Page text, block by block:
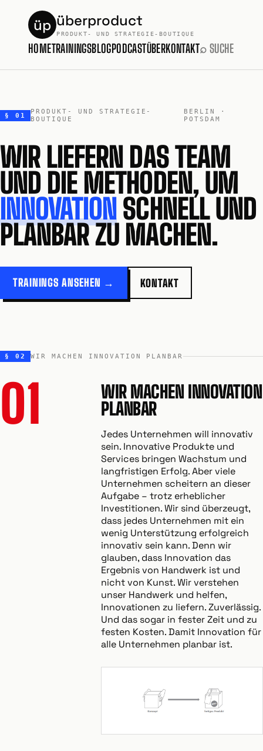
üp überproduct
PRODUKT- UND STRATEGIE-BOUTIQUE
HOMETRAININGSBLOGPODCASTÜBERKONTAKT⌕ SUCHE
§ 01
PRODUKT- UND STRATEGIE-
BOUTIQUE
BERLIN ·
POTSDAM
WIR LIEFERN DAS TEAM
UND DIE METHODEN, UM
INNOVATION SCHNELL UND
PLANBAR ZU MACHEN.
TRAININGS ANSEHEN → KONTAKT
§ 02 WIR MACHEN INNOVATION PLANBAR
01
WIR MACHEN INNOVATION
PLANBAR
Jedes Unternehmen will innovativ
sein. Innovative Produkte und
Services bringen Wachstum und
langfristigen Erfolg. Aber viele
Unternehmen scheitern an dieser
Aufgabe – trotz erheblicher
Investitionen. Wir sind überzeugt,
dass jedes Unternehmen mit ein
wenig Unterstützung erfolgreich
innovativ sein kann. Denn wir
glauben, dass Innovation das
Ergebnis von Handwerk ist und
nicht von Kunst. Wir verstehen
unser Handwerk und helfen,
Innovationen zu liefern. Zuverlässig.
Und das sogar in fester Zeit und zu
festen Kosten. Damit Innovation für
alle Unternehmen planbar ist.